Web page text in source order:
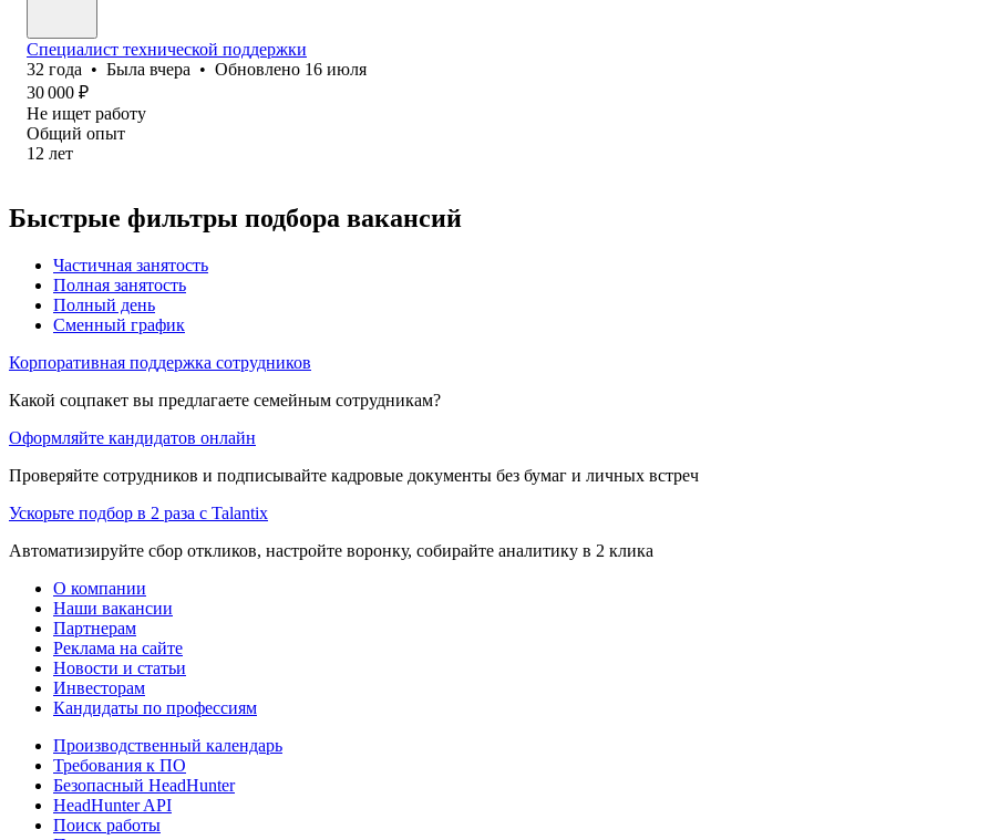
Специалист технической поддержки
32 года • Была вчера • Обновлено 16 июля
30 000 ₽
Не ищет работу
Общий опыт
12 лет
Быстрые фильтры подбора вакансий
Частичная занятость
Полная занятость
Полный день
Сменный график
Корпоративная поддержка сотрудников
Какой соцпакет вы предлагаете семейным сотрудникам?
Оформляйте кандидатов онлайн
Проверяйте сотрудников и подписывайте кадровые документы без бумаг и личных встреч
Ускорьте подбор в 2 раза с Talantix
Автоматизируйте сбор откликов, настройте воронку, собирайте аналитику в 2 клика
О компании
Наши вакансии
Партнерам
Реклама на сайте
Новости и статьи
Инвесторам
Кандидаты по профессиям
Производственный календарь
Требования к ПО
Безопасный HeadHunter
HeadHunter API
Поиск работы